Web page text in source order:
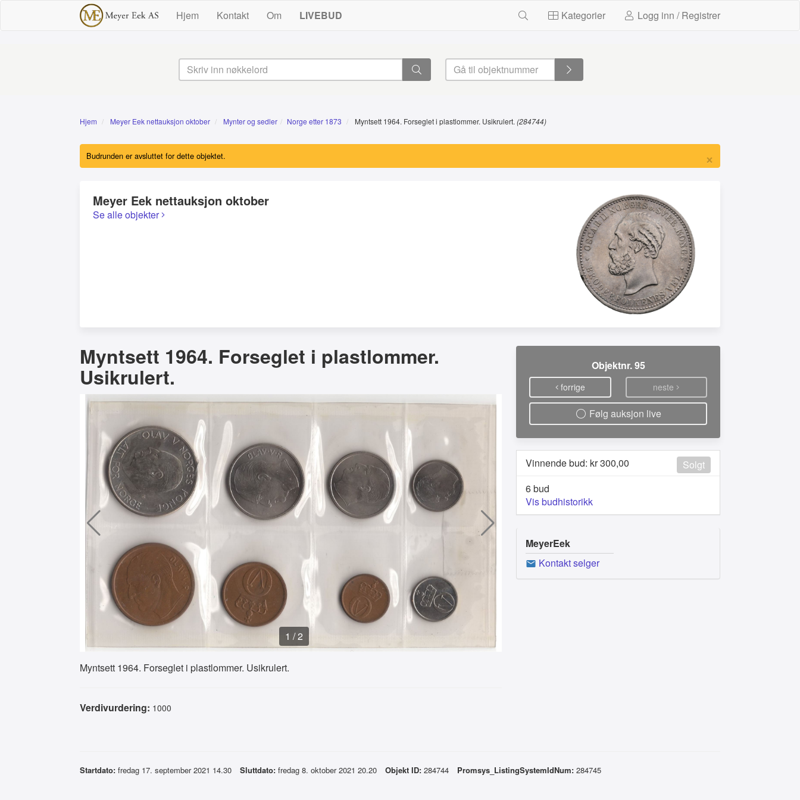
Hjem Kontakt Om LIVEBUD Kategorier Logg inn / Registrer
Hjem Meyer Eek nettauksjon oktober Mynter og sedler Norge etter 1873 Myntsett 1964. Forseglet i plastlommer. Usikrulert. (284744)
×
Budrunden er avsluttet for dette objektet.
Meyer Eek nettauksjon oktober
Se alle objekter
Myntsett 1964. Forseglet i plastlommer.
Usikrulert.
1 /2
Myntsett 1964. Forseglet i plastlommer. Usikrulert.
Verdivurdering: 1000
Objektnr. 95
forrige neste
Følg auksjon live
Solgt
Vinnende bud: kr300,00
6 bud
Vis budhistorikk
MeyerEek
Kontakt selger
Startdato: fredag 17. september 2021 14.30 Sluttdato: fredag 8. oktober 2021 20.20 Objekt ID: 284744 Promsys_ListingSystemIdNum: 284745